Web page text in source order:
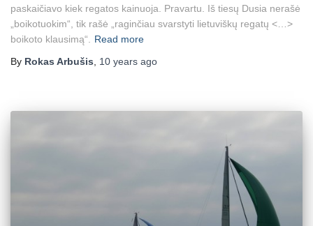
paskaičiavo kiek regatos kainuoja. Pravartu. Iš tiesų Dusia nerašė
„boikotuokim“, tik rašė „raginčiau svarstyti lietuviškų regatų <…>
boikoto klausimą“. Read more
By Rokas Arbušis, 10 years ago